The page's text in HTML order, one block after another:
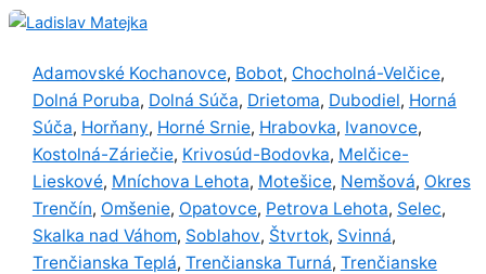
Adamovské Kochanovce, Bobot, Chocholná-Velčice,
Dolná Poruba, Dolná Súča, Drietoma, Dubodiel, Horná
Súča, Horňany, Horné Srnie, Hrabovka, Ivanovce,
Kostolná-Záriečie, Krivosúd-Bodovka, Melčice-
Lieskové, Mníchova Lehota, Motešice, Nemšová, Okres
Trenčín, Omšenie, Opatovce, Petrova Lehota, Selec,
Skalka nad Váhom, Soblahov, Štvrtok, Svinná,
Trenčianska Teplá, Trenčianska Turná, Trenčianske